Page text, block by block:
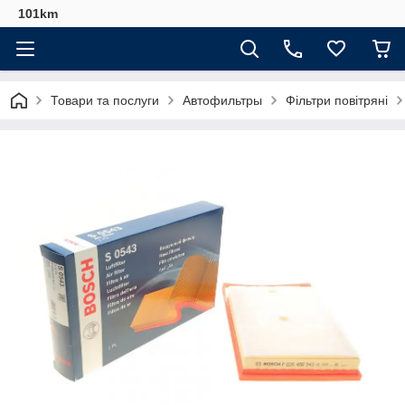
101km
Товари та послуги Автофильтры Фільтри повітряні